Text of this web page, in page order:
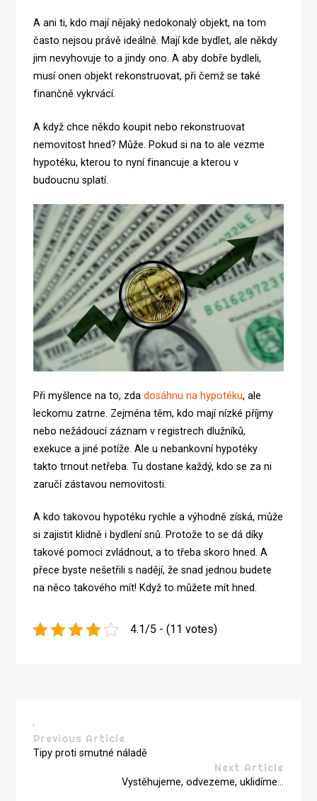
A ani ti, kdo mají nějaký nedokonalý objekt, na tom
často nejsou právě ideálně. Mají kde bydlet, ale někdy
jim nevyhovuje to a jindy ono. A aby dobře bydleli,
musí onen objekt rekonstruovat, při čemž se také
finančně vykrvácí.
A když chce někdo koupit nebo rekonstruovat
nemovitost hned? Může. Pokud si na to ale vezme
hypotéku, kterou to nyní financuje a kterou v
budoucnu splatí.
Při myšlence na to, zdadosáhnu na hypotéku, ale
leckomu zatrne. Zejména těm, kdo mají nízké příjmy
nebo nežádoucí záznam v registrech dlužníků,
exekuce a jiné potíže. Ale u nebankovní hypotéky
takto trnout netřeba. Tu dostane každý, kdo se za ni
zaručí zástavou nemovitosti.
A kdo takovou hypotéku rychle a výhodně získá, může
si zajistit klidně i bydlení snů. Protože to se dá díky
takové pomoci zvládnout, a to třeba skoro hned. A
přece byste nešetřili s nadějí, že snad jednou budete
na něco takového mít! Když to můžete mít hned.
4.1/5 - (11 votes)
Previous Article
Tipy proti smutné náladě
Next Article
Vystěhujeme, odvezeme, uklidíme…